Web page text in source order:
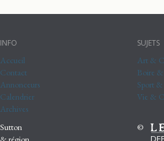
INFO
Accueil
Contact
Annonceurs
Calendrier
Archives
SUJETS
Art &
Boire
Sport
Vie &
Sutton
©